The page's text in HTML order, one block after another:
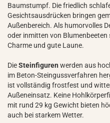
Baumstumpf. Die friedlich
Gesichtsausdrücken bringen
Außenbereich. Als humorvolles
oder inmitten von
Charme und gute Laune.
DieSteinfiguren werden aus
im Beton-Steingussverfahren
ist vollständig frostfest und
Außeneinsatz. Keine
mit rund 29 kg Gewicht bieten
auch bei starkem Wetter.